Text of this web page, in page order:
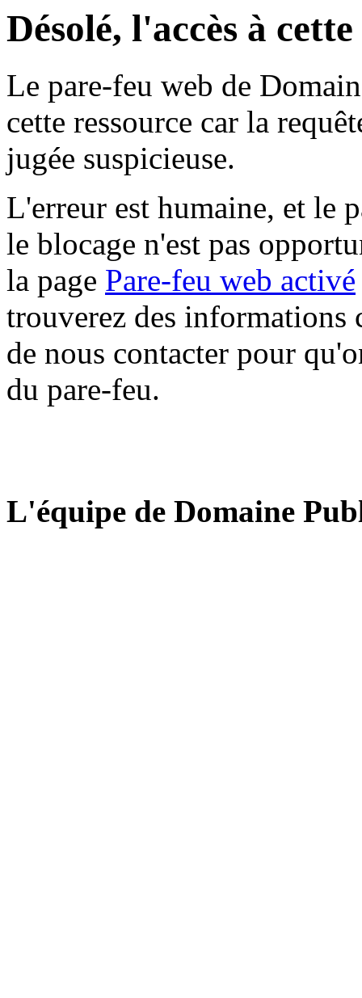
Désolé, l'accès à
Le pare-feu web de
cette ressource car la
jugée suspicieuse.
L'erreur est humaine, et le
le blocage n'est pas
la page Pare-feu web activé
trouverez des informations
de nous contacter pour
du pare-feu.
L'équipe de Domaine